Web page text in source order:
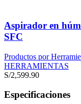
Aspirador en
SFC
Productos por
HERRAMIENTAS
S/2,599.90
Especificaciones